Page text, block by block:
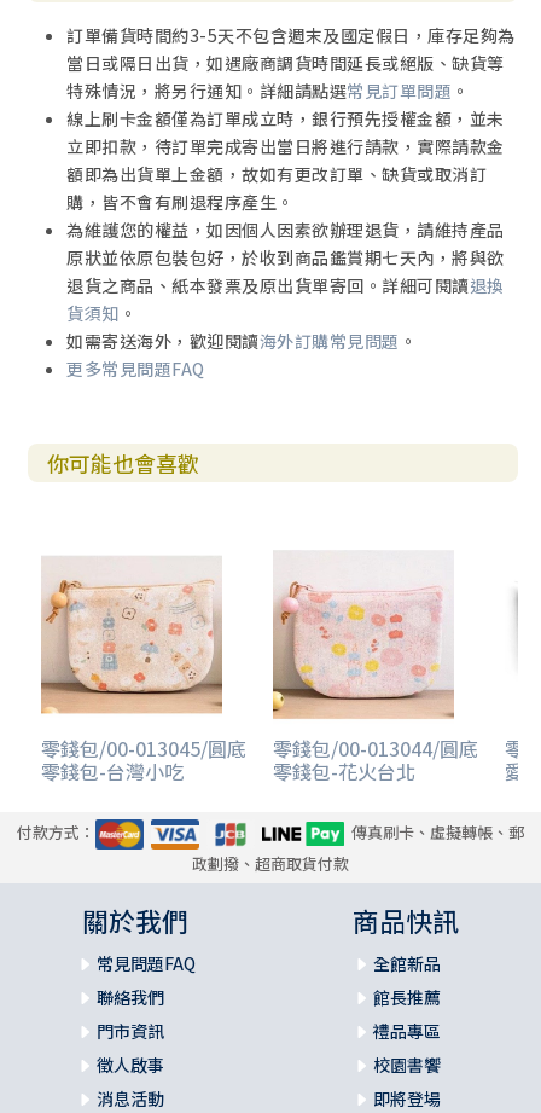
訂單備貨時間約3-5天不包含週末及國定假日，庫存足夠為
當日或隔日出貨，如遇廠商調貨時間延長或絕版、缺貨等
特殊情況，將另行通知。詳細請點選常見訂單問題 。
線上刷卡金額僅為訂單成立時，銀行預先授權金額，並未
立即扣款，待訂單完成寄出當日將進行請款，實際請款金
額即為出貨單上金額，故如有更改訂單、缺貨或取消訂
購，皆不會有刷退程序產生。
為維護您的權益，如因個人因素欲辦理退貨，請維持產品
原狀並依原包裝包好，於收到商品鑑賞期七天內，將與欲
退貨之商品、紙本發票及原出貨單寄回。詳細可閱讀退換
貨須知 。
如需寄送海外，歡迎閱讀海外訂購常見問題 。
更多常見問題FAQ
你可能也會喜歡
零錢包/00-013045/圓底
零錢包-台灣小吃
零錢包/00-013044/圓底
零錢包-花火台北
零
愛
付款方式：
傳真刷卡、虛擬轉帳、郵
政劃撥、超商取貨付款
關於我們
常見問題FAQ
聯絡我們
門市資訊
徵人啟事
消息活動
商品快訊
全館新品
館長推薦
禮品專區
校園書饗
即將登場